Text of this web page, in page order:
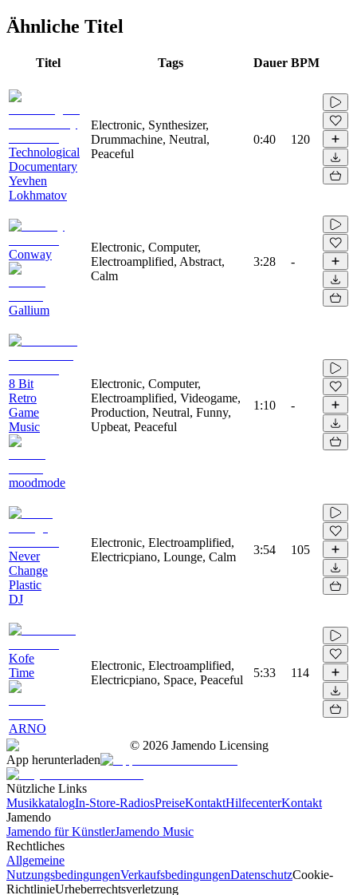
Ähnliche Titel
Titel Tags Dauer BPM
Technological
Documentary
Yevhen
Lokhmatov
Electronic, Synthesizer,
Drummachine, Neutral,
Peaceful
0:40 120
Conway
Gallium
Electronic, Computer,
Electroamplified, Abstract,
Calm
3:28 -
8 Bit
Retro
Game
Music
moodmode
Electronic, Computer,
Electroamplified, Videogame,
Production, Neutral, Funny,
Upbeat, Peaceful
1:10 -
Never
Change
Plastic
DJ
Electronic, Electroamplified,
Electricpiano, Lounge, Calm
3:54 105
Kofe
Time
ARNO
Electronic, Electroamplified,
Electricpiano, Space, Peaceful
5:33 114
© 2026 Jamendo Licensing
App herunterladen
Nützliche Links
MusikkatalogIn-Store-RadiosPreiseKontaktHilfecenterKontakt
Jamendo
Jamendo für KünstlerJamendo Music
Rechtliches
Allgemeine
NutzungsbedingungenVerkaufsbedingungenDatenschutzCookie-
RichtlinieUrheberrechtsverletzung